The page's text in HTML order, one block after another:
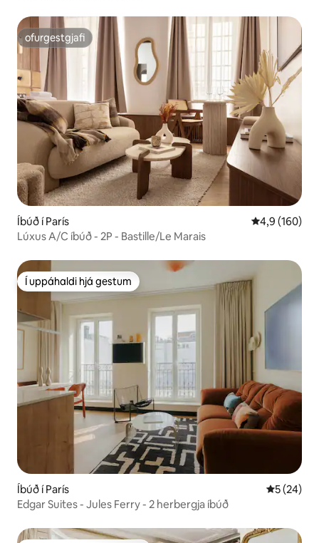
ofurgestgjafi
ofurgestgjafi
Íbúð í París 4,9 af 5 í
4,9 (160)
Lúxus A/C íbúð - 2P - Bastille/Le Marais
Í uppáhaldi hjá gestum
Í uppáhaldi hjá gestum
Íbúð í París 5 af 5 í
5 (24)
Edgar Suites - Jules Ferry - 2 herbergja íbúð